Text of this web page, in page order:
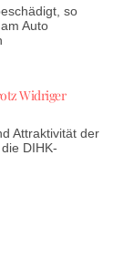
so
Auto
Widriger
Attraktivität der
DIHK-